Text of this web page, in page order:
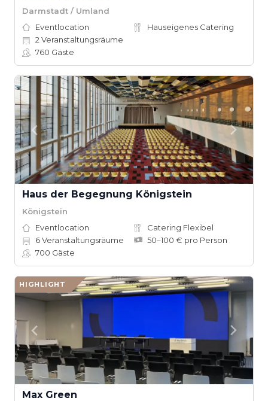
Darmstadt / Umland
Eventlocation
Hauseigenes Catering
2 Veranstaltungsräume
760 Gäste
Haus der Begegnung Königstein
Königstein
Eventlocation
Catering Flexibel
6Veranstaltungsräume
50–100 € pro Person
700 Gäste
HIGHLIGHT
Max Green